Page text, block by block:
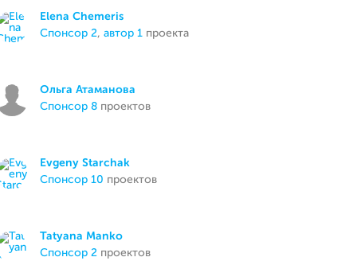
Elena Chemeris
спонсор 2,автор 1 проекта
Ольга Атаманова
спонсор 8 проектов
Evgeny Starchak
спонсор 10 проектов
Tatyana Manko
спонсор 2 проектов